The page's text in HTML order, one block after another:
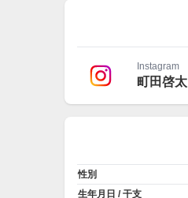
Instagram
町田啓太
性別
生年月日 / 干支